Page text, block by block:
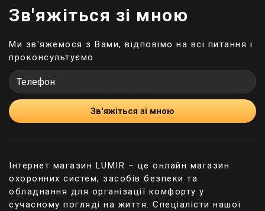
Перед тим як організувати на своїй ділянці
систему відеоспостереження з використанням
основні переваги такої мережі. Серед них, як
правило, наші покупці відзначають такі важливі
для них переваги:
Висока пропускна спроможність. Найчастіше
вона становить до 10 Гбіт/с та більше. Мідні
таких мережах передається як світлового
променя. Відстань передачі в залежності від
технічних параметрів кабелю може значною
Зв'яжіться зі мною
Ми зв'яжемося з Вами, відповімо на всі питання і
проконсультуємо
Зв'яжіться зі мною
Інтернет магазин LUMIR – це онлайн магазин
охоронних систем, засобів безпеки та
обладнання для організації комфорту у
сучасному погляді на життя. Спеціалісти нашої